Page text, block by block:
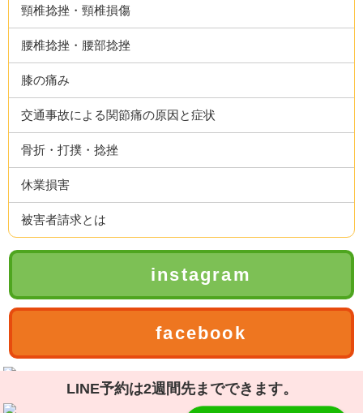
LINE予約は2週間先までできます。
頸椎捻挫・頸椎損傷
腰椎捻挫・腰部捻挫
膝の痛み
交通事故による関節痛の原因と症状
骨折・打撲・捻挫
休業損害
被害者請求とは
instagram
facebook